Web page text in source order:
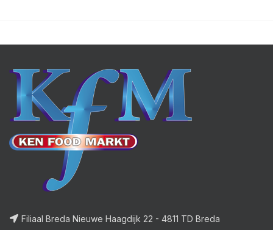
Filiaal Breda Nieuwe Haagdijk 22 - 4811 TD Breda